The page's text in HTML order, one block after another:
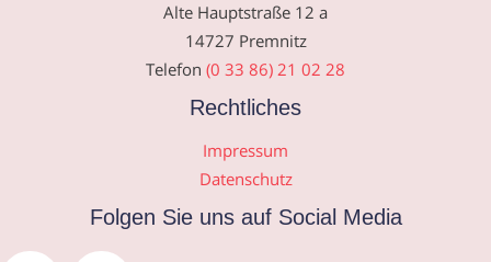
Alte Hauptstraße 12 a
14727 Premnitz
Telefon (0 33 86) 21 02 28
Rechtliches
Impressum
Datenschutz
Folgen Sie uns auf Social Media